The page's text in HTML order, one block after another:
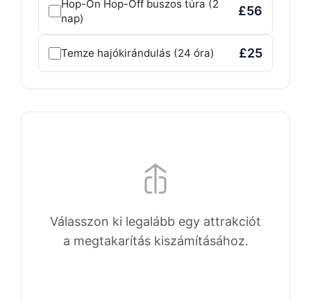
Hop-On Hop-Off buszos túra (2
nap)
£56
Temze hajókirándulás (24 óra) £25
Válasszon ki legalább egy attrakciót
a megtakarítás kiszámításához.